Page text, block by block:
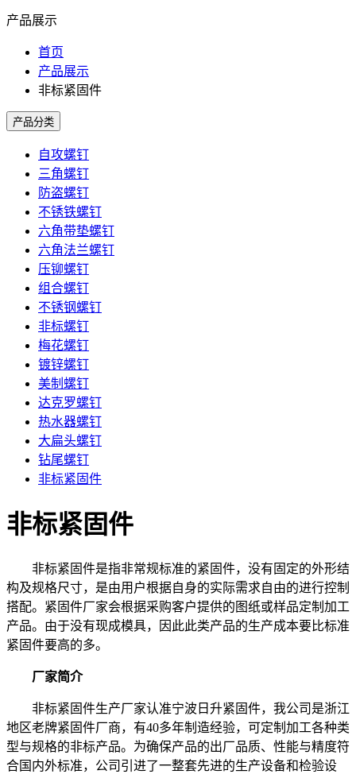
产品展示
首页
产品展示
非标紧固件
产品分类
自攻螺钉
三角螺钉
防盗螺钉
不锈铁螺钉
六角带垫螺钉
六角法兰螺钉
压铆螺钉
组合螺钉
不锈钢螺钉
非标螺钉
梅花螺钉
镀锌螺钉
美制螺钉
达克罗螺钉
热水器螺钉
大扁头螺钉
钻尾螺钉
非标紧固件
非标紧固件
非标紧固件是指非常规标准的紧固件，没有固定的外形结
构及规格尺寸，是由用户根据自身的实际需求自由的进行控制
搭配。紧固件厂家会根据采购客户提供的图纸或样品定制加工
产品。由于没有现成模具，因此此类产品的生产成本要比标准
紧固件要高的多。
厂家简介
非标紧固件生产厂家认准宁波日升紧固件，我公司是浙江
地区老牌紧固件厂商，有40多年制造经验，可定制加工各种类
型与规格的非标产品。为确保产品的出厂品质、性能与精度符
合国内外标准，公司引进了一整套先进的生产设备和检验设